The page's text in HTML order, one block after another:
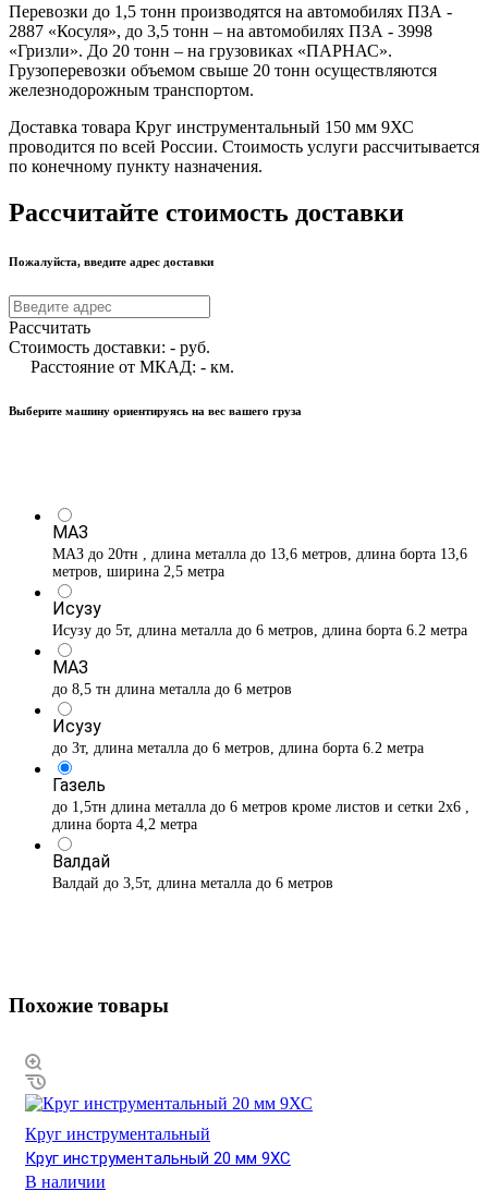
Перевозки до 1,5 тонн производятся на автомобилях ПЗА -
2887 «Косуля», до 3,5 тонн – на автомобилях ПЗА - 3998
«Гризли». До 20 тонн – на грузовиках «ПАРНАС».
Грузоперевозки объемом свыше 20 тонн осуществляются
железнодорожным транспортом.
Доставка товара Круг инструментальный 150 мм 9ХС
проводится по всей России. Стоимость услуги рассчитывается
по конечному пункту назначения.
Рассчитайте стоимость доставки
Пожалуйста, введите адрес доставки
Рассчитать
Стоимость доставки: - руб.
Расстояние от МКАД: - км.
Выберите машину ориентируясь на вес вашего груза
МАЗ
МАЗ до 20тн , длина металла до 13,6 метров, длина борта 13,6
метров, ширина 2,5 метра
Исузу
Исузу до 5т, длина металла до 6 метров, длина борта 6.2 метра
МАЗ
до 8,5 тн длина металла до 6 метров
Исузу
до 3т, длина металла до 6 метров, длина борта 6.2 метра
Газель
до 1,5тн длина металла до 6 метров кроме листов и сетки 2х6 ,
длина борта 4,2 метра
Валдай
Валдай до 3,5т, длина металла до 6 метров
Похожие товары
Круг инструментальный
Круг инструментальный 20 мм 9ХС
В наличии